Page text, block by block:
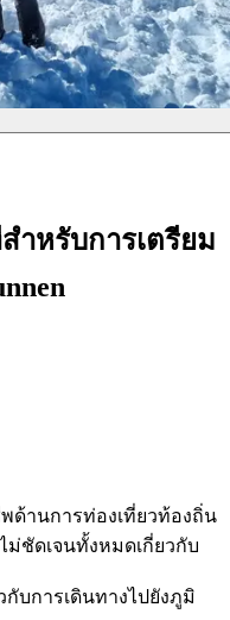
ำหรับการเตรียม
ด้านการท่องเที่ยวท้องถิ่น
ชัดเจนทั้งหมดเกี่ยวกับ
บการเดินทางไปยังภูมิ